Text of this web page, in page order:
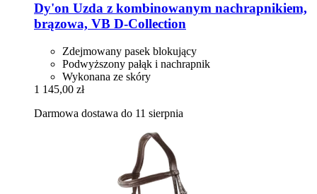
Dy'on Uzda z kombinowanym nachrapnikiem,
brązowa, VB D-​Collection
Zdejmowany pasek blokujący
Podwyższony pałąk i nachrapnik
Wykonana ze skóry
1 145,00 zł
Darmowa dostawa do 11 sierpnia